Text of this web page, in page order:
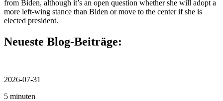
from Biden, although it’s an open question whether she will adopt a
more left-wing stance than Biden or move to the center if she is
elected president.
Neueste Blog-Beiträge:
2026-07-31
5 minuten